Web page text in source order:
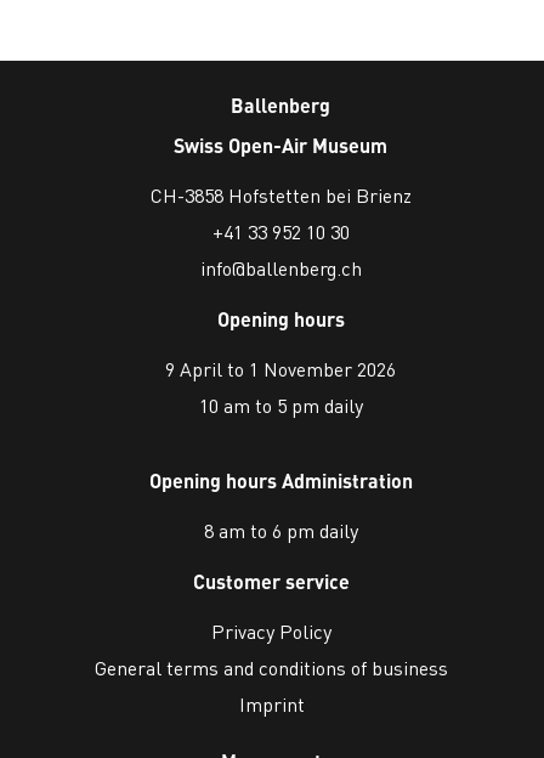
Ballenberg
Swiss Open-Air Museum
CH-3858 Hofstetten bei Brienz
+41 33 952 10 30
info@ballenberg.ch
Opening hours
9 April to 1 November 2026
10 am to 5 pm daily
Opening hours Administration
8 am to 6 pm daily
Customer service
Privacy Policy
General terms and conditions of business
Imprint